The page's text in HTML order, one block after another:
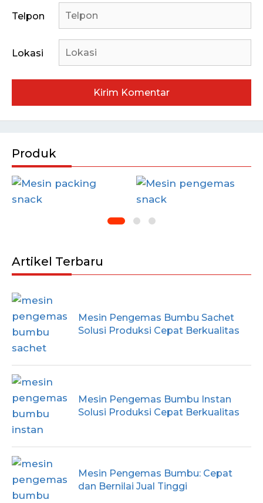
Telpon
Lokasi
Produk
Artikel Terbaru
Mesin Pengemas Bumbu Sachet
Solusi Produksi Cepat Berkualitas
Mesin Pengemas Bumbu Instan
Solusi Produksi Cepat Berkualitas
Mesin Pengemas Bumbu: Cepat
dan Bernilai Jual Tinggi